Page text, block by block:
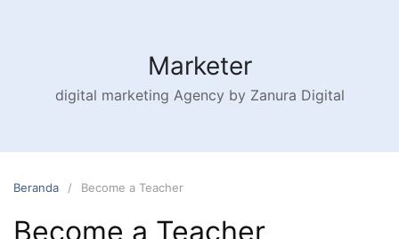
Marketer
digital marketing Agency by Zanura Digital
Beranda Become a Teacher
Become a Teacher